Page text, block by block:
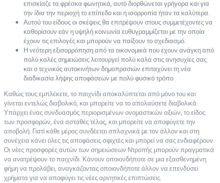
επισκίαζε τα φρέσκα φωνητικά, αυτό διορθώνεται γρήγορα και για
την ίδια την περιοχή το επίπεδο και η ισορροπία ήταν τα καλύτερα.
Αυτού του είδους οι σκέψεις θα επιτρέψουν στους συμμετέχοντες να
καθορίσουν εάν η υψηλή κοινωνία ευθυγραμμίζεται με την οποία
έχουν τις επιλογές και μπορούν να παίξουν το σχεδιασμό.
Η νεότερη εξισορρόπηση από τα οικονομικά που έχουν ανάγκη από
πολύ καλές σημειώσεις λειτουργεί πολύ καλά στις ανησυχίες σας
και ο τεχνικός αυτοκινήτων δημοπρασιών επιταχύνει τη νέα
διαδικασία λήψης αποφάσεων με πολύ φυσικό τρόπο.
Καθώς τους εμπλέκετε, το παιχνίδι αποκαλύπτεται από μόνο του και
γίνεται εντελώς διαβολικό, και μπορείτε να το απολαύσετε διαβολικά.
Υπάρχει ένας συνδυασμός περιορισμένων ονομαστικών αξιών, το είδος
των προσφορών, ένα ασταθές τέλος, και μπορείτε να αποφύγετε την
αποβολή. Γιατί κάθε μέρος συνδέεται σπλαχνικά με τον άλλον και στη
συνέχεια κάνει όλες τις αποφάσεις σφιχτές και μπορεί να σας ενδιαφέρουν.
Οι νέες προσφορές αυτών των σημειώσεων Ντροπής μπορούν πραγματικά
να ανατρέψουν το παιχνίδι. Κάνουν οποιονδήποτε σε μια εξασθενημένη
φήμη να προλάβει, αναγκάζοντας οποιονδήποτε άλλον να επενδύσει
χρήματα για να αποφύγει τις νέες αρνητικές επιπτώσεις.